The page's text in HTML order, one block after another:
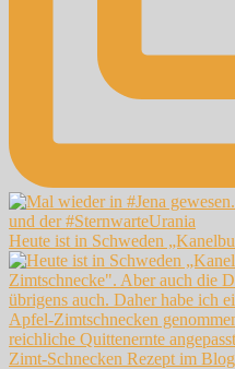
Heute ist in Schweden